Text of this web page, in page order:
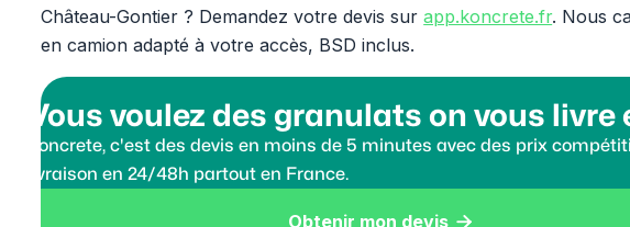
Château-Gontier ? Demandez votre devis surapp.koncrete.fr. Nous
en camion adapté à votre accès, BSD inclus.
Vous voulez des granulats on vous
Koncrete, c'est des devis en moins de 5 minutes avec des prix
livraison en 24/48h partout en France.
Obtenir mon devis 